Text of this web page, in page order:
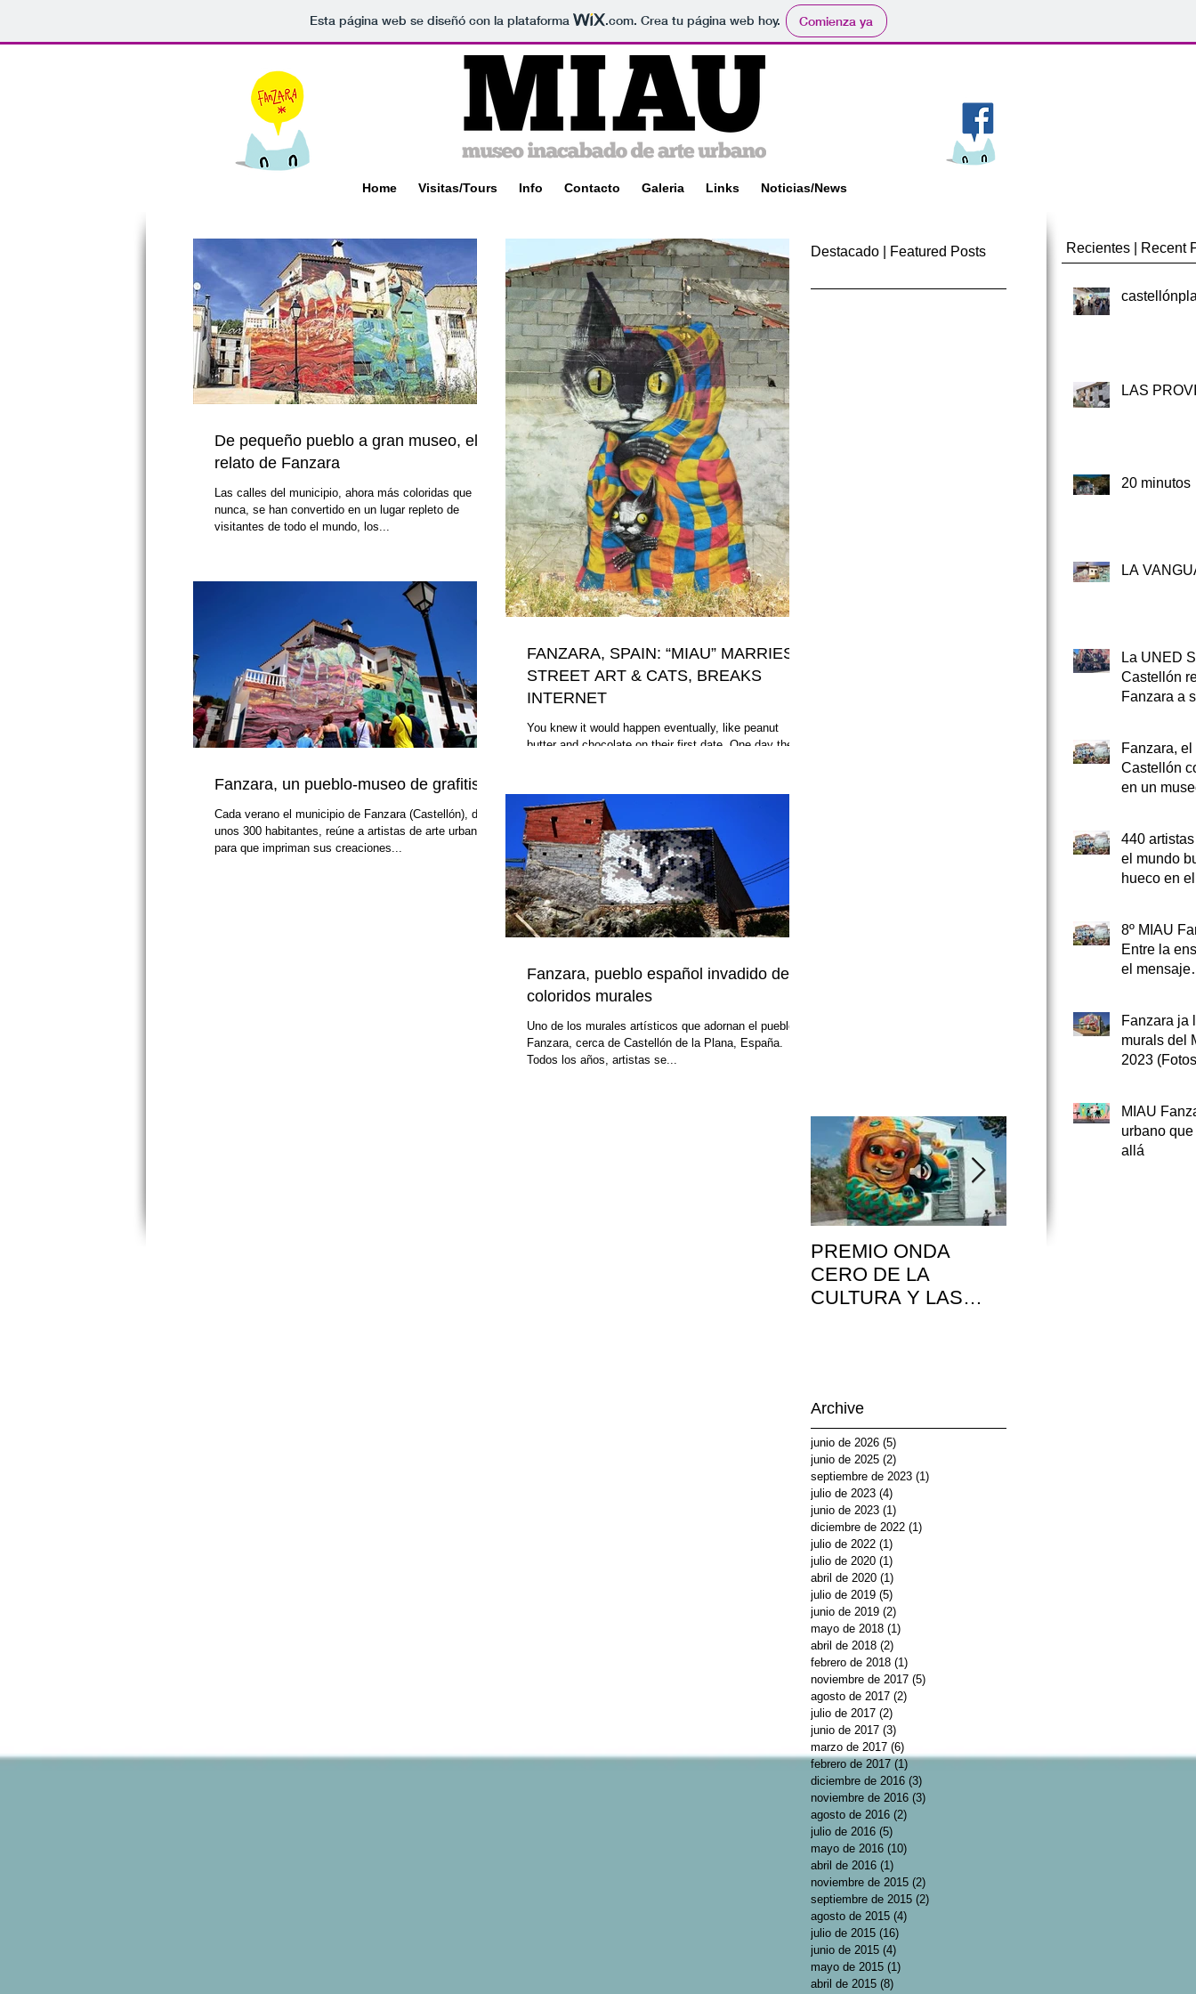
Esta página web se diseñó con la plataforma .com. Crea tu página web hoy. Comienza ya
Home Visitas/Tours Info Contacto Galeria Links Noticias/News
De pequeño pueblo a gran museo, el
relato de Fanzara
Las calles del municipio, ahora más coloridas que
nunca, se han convertido en un lugar repleto de
visitantes de todo el mundo, los...
FANZARA, SPAIN: “MIAU” MARRIES
STREET ART & CATS, BREAKS
INTERNET
You knew it would happen eventually, like peanut
butter and chocolate on their first date. One day the
Fanzara, un pueblo-museo de grafitis
Cada verano el municipio de Fanzara (Castellón), de
unos 300 habitantes, reúne a artistas de arte urbano
para que impriman sus creaciones...
Fanzara, pueblo español invadido de
coloridos murales
Uno de los murales artísticos que adornan el pueblo de
Fanzara, cerca de Castellón de la Plana, España.
Todos los años, artistas se...
Destacado | Featured Posts
PREMIO ONDA
CERO DE LA
CULTURA Y LAS
Archive
junio de 2026 (5)
junio de 2025 (2)
septiembre de 2023 (1)
julio de 2023 (4)
junio de 2023 (1)
diciembre de 2022 (1)
julio de 2022 (1)
julio de 2020 (1)
abril de 2020 (1)
julio de 2019 (5)
junio de 2019 (2)
mayo de 2018 (1)
abril de 2018 (2)
febrero de 2018 (1)
noviembre de 2017 (5)
agosto de 2017 (2)
julio de 2017 (2)
junio de 2017 (3)
marzo de 2017 (6)
febrero de 2017 (1)
diciembre de 2016 (3)
noviembre de 2016 (3)
agosto de 2016 (2)
julio de 2016 (5)
mayo de 2016 (10)
abril de 2016 (1)
noviembre de 2015 (2)
septiembre de 2015 (2)
agosto de 2015 (4)
julio de 2015 (16)
junio de 2015 (4)
mayo de 2015 (1)
abril de 2015 (8)
LAS
20 minutos
LA
La UNED
Castellón
Fanzara a
jornada
torno al
Fanzara,
Castellón
en un
440
el mundo
hueco en
8º MIAU
Entre la
el mensaje
Fanzara ja
murals del
2023
MIAU
urbano
allá
Recientes | Recent